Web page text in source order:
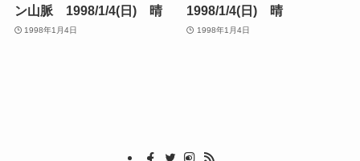
ン山脈 1998/1/4(日) 晴
1998年1月4日
1998/1/4(日) 晴
1998年1月4日